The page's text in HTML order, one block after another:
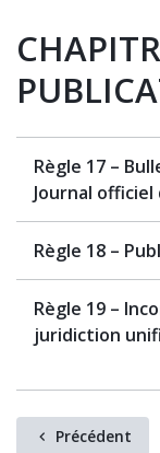
Règle 17 –
Journal
Règle 18 –
Règle 19 –
juridiction
Précédent